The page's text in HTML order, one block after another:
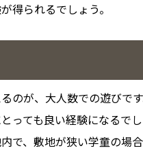
得られるでしょう。
のが、大人数での遊びで
っても良い経験になるでし
で、敷地が狭い学童の場